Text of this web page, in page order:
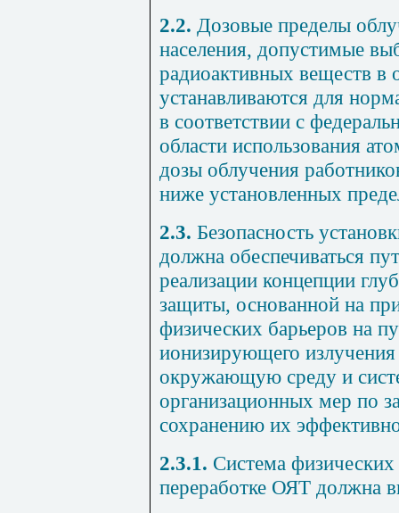
2.2. Дозовые пределы
населения, допустимые
радиоактивных веществ
устанавливаются для
в соответствии с
области использования
дозы облучения
ниже установленных
2.3. Безопасность
должна обеспечиваться
реализации концепции
защиты, основанной на
физических барьеров на
ионизирующего
окружающую среду и
организационных мер по
сохранению их
2.3.1. Система
переработке ОЯТ должна